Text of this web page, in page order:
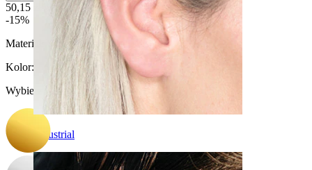
Industrial
50,15 zł
59,00 zł
-15%
Materiał:
Stal chirurgiczna / Mosiądz
Kolor:
Wybierz Kolor